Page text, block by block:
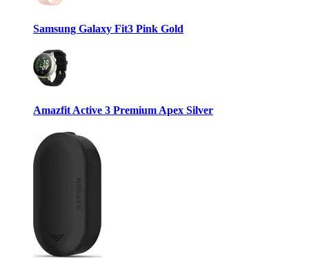
Samsung Galaxy Fit3 Pink Gold
Amazfit Active 3 Premium Apex Silver